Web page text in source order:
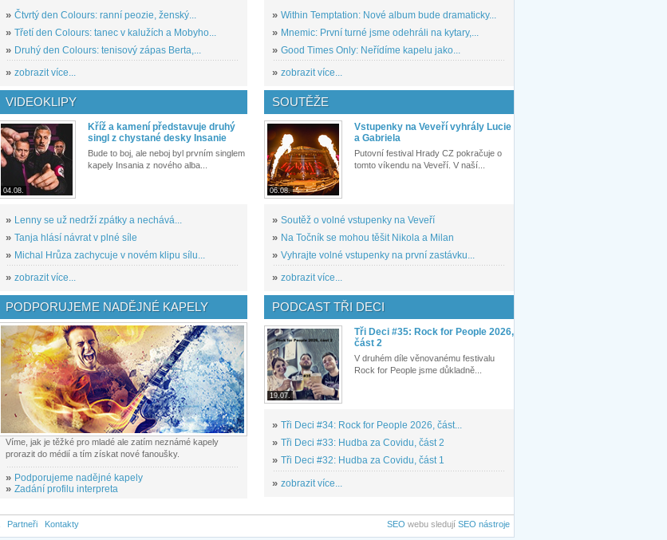
» Čtvrtý den Colours: ranní peozie, ženský...
» Třetí den Colours: tanec v kalužích a Mobyho...
» Druhý den Colours: tenisový zápas Berta,...
» zobrazit více...
» Within Temptation: Nové album bude dramaticky...
» Mnemic: První turné jsme odehráli na kytary,...
» Good Times Only: Neřídíme kapelu jako...
» zobrazit více...
VIDEOKLIPY
04.08.
Kříž a kamení představuje druhý
singl z chystané desky Insanie
Bude to boj, ale neboj byl prvním singlem
kapely Insania z nového alba...
» Lenny se už nedrží zpátky a nechává...
» Tanja hlásí návrat v plné síle
» Michal Hrůza zachycuje v novém klipu sílu...
» zobrazit více...
SOUTĚŽE
06.08.
Vstupenky na Veveří vyhrály Lucie
a Gabriela
Putovní festival Hrady CZ pokračuje o
tomto víkendu na Veveří. V naší...
» Soutěž o volné vstupenky na Veveří
» Na Točník se mohou těšit Nikola a Milan
» Vyhrajte volné vstupenky na první zastávku...
» zobrazit více...
PODPORUJEME NADĚJNÉ KAPELY
Víme, jak je těžké pro mladé ale zatím neznámé kapely
prorazit do médií a tím získat nové fanoušky.
» Podporujeme nadějné kapely
» Zadání profilu interpreta
PODCAST TŘI DECI
19.07.
Tři Deci #35: Rock for People 2026,
část 2
V druhém díle věnovanému festivalu
Rock for People jsme důkladně...
» Tři Deci #34: Rock for People 2026, část...
» Tři Deci #33: Hudba za Covidu, část 2
» Tři Deci #32: Hudba za Covidu, část 1
» zobrazit více...
Partneři Kontakty SEO webu sledují SEO nástroje